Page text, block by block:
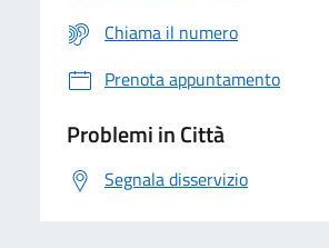
Chiama il numero
Prenota appuntamento
Problemi in Città
Segnala disservizio